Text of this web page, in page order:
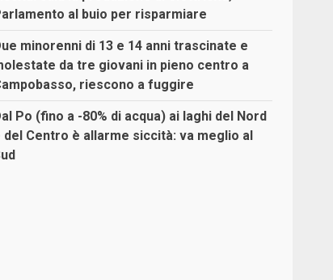
al buio per risparmiare
minorenni di 13 e 14 anni trascinate e
da tre giovani in pieno centro a
riescono a fuggire
Po (fino a -80% di acqua) ai laghi del Nord
del Centro è allarme siccità: va meglio al